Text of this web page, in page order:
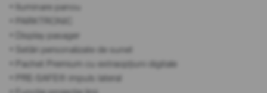
• Iluminare panou
• PARKTRONIC
• Display pasager
• Setări personalizate de sunet
• Pachet Premium cu extraopțiuni digitale
• PRE-SAFE® impuls lateral